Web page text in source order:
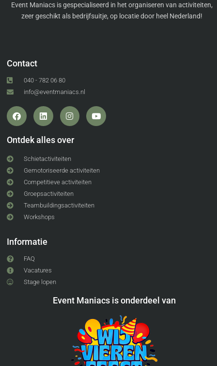
Event Maniacs is gespecialiseerd in het organiseren van activiteiten,
zeer geschikt als bedrijfsuitje, op locatie door heel Nederland!
Contact
040 - 782 06 80
info@eventmaniacs.nl
Ontdek alles over
Schietactiviteiten
Gemotoriseerde activiteiten
Competitieve activiteiten
Groepsactiviteiten
Teambuildingsactiviteiten
Workshops
Informatie
FAQ
Vacatures
Stage lopen
Event Maniacs is onderdeel van